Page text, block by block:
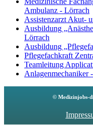
Ambulanz - Lörrach
Assistenzarzt Akut-
Ausbildung
Lörrach
Ausbildung
Pflegefachkraft
Teamleitung
Anlagenmechaniker
© Medizinjobs-